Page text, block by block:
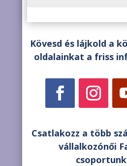
Kövesd és lájkold a
oldalainkat a friss
Csatlakozz a több
vállalkozónői